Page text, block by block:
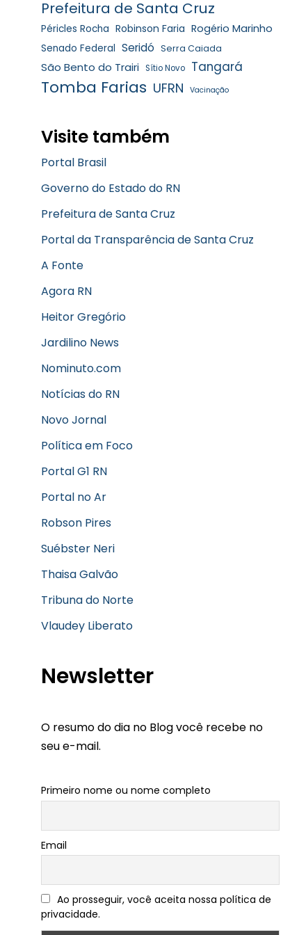
Prefeitura de Santa Cruz
Péricles Rocha Robinson Faria Rogério Marinho
Senado Federal Seridó Serra Caiada
São Bento do Trairi Sítio Novo Tangará
Tomba Farias UFRN Vacinação
Visite também
Portal Brasil
Governo do Estado do RN
Prefeitura de Santa Cruz
Portal da Transparência de Santa Cruz
A Fonte
Agora RN
Heitor Gregório
Jardilino News
Nominuto.com
Notícias do RN
Novo Jornal
Política em Foco
Portal G1 RN
Portal no Ar
Robson Pires
Suébster Neri
Thaisa Galvão
Tribuna do Norte
Vlaudey Liberato
Newsletter
O resumo do dia no Blog você recebe no
seu e-mail.
Primeiro nome ou nome completo
Email
Ao prosseguir, você aceita nossa política de
privacidade.